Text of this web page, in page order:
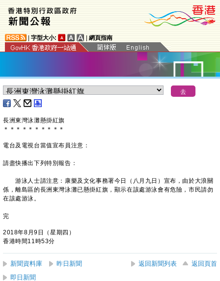
字型大小: 網頁指南
長洲東灣泳灘懸掛紅旗
＊ ＊ ＊ ＊ ＊ ＊ ＊ ＊ ＊ ＊
電台及電視台當值宣布員注意：
請盡快播出下列特別報告：
游泳人士請注意：康樂及文化事務署今日（八月九日）宣布，由於大浪關
係，離島區的長洲東灣泳灘已懸掛紅旗，顯示在該處游泳會有危險，市民請勿
在該處游泳。
完
2018年8月9日（星期四）
香港時間11時53分
新聞資料庫 昨日新聞 返回新聞列表
返回頁首
即日新聞